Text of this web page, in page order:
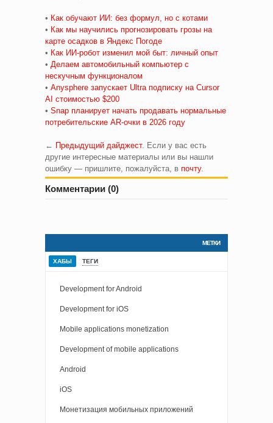
• Как обучают ИИ: без формул, но с котами
• Как мы научились прогнозировать грозы на
карте осадков в Яндекс Погоде
• Как ИИ-робот изменил мой быт: личный опыт
• Делаем автомобильный компьютер с
нескучным функционалом
• Anysphere запускает Ultra подписку на Cursor
AI стоимостью $200
• Snap планирует начать продавать нормальные
потребительские AR-очки в 2026 году
← Предыдущий дайджест. Если у вас есть
другие интересные материалы или вы нашли
ошибку — пришлите, пожалуйста, в почту.
Комментарии (0)
МЕТКИ
ХАБЫ ТЕГИ
Development for Android
Development for iOS
Mobile applications monetization
Development of mobile applications
Android
iOS
Монетизация мобильных приложений